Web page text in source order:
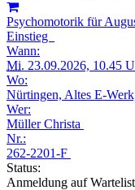
Psychomotorik für
Einstieg
Wann:
Mi. 23.09.2026, 10.45
Wo:
Nürtingen, Altes E-
Wer:
Müller Christa
Nr.:
262-2201-F
Status:
Anmeldung auf